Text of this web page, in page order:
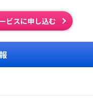
ビスに申し込む